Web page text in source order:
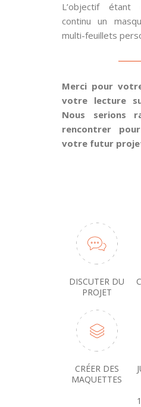
L’objectif étant
continu un
multi-feuillets
Merci pour
votre lecture
Nous serions
rencontrer
votre futur
DISCUTER DU
PROJET
CRÉER DES
MAQUETTES